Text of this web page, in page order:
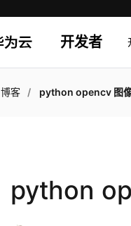
开发者
博客 python opencv 图
python